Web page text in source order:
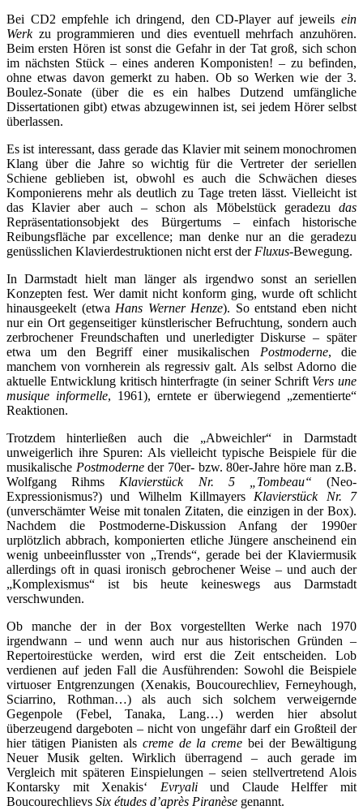
Bei CD2 empfehle ich dringend, den CD-Player auf jeweils ein
Werkzu programmieren und dies eventuell mehrfach anzuhören.
Beim ersten Hören ist sonst die Gefahr in der Tat groß, sich schon
im nächsten Stück – eines anderen Komponisten! – zu befinden,
ohne etwas davon gemerkt zu haben. Ob so Werken wie der 3.
Boulez-Sonate (über die es ein halbes Dutzend umfängliche
Dissertationen gibt) etwas abzugewinnen ist, sei jedem Hörer selbst
überlassen.
Es ist interessant, dass gerade das Klavier mit seinem monochromen
Klang über die Jahre so wichtig für die Vertreter der seriellen
Schiene geblieben ist, obwohl es auch die Schwächen dieses
Komponierens mehr als deutlich zu Tage treten lässt. Vielleicht ist
das Klavier aber auch – schon als Möbelstück geradezu das
Repräsentationsobjekt des Bürgertums – einfach historische
Reibungsfläche par excellence; man denke nur an die geradezu
genüsslichen Klavierdestruktionen nicht erst der Fluxus-Bewegung.
In Darmstadt hielt man länger als irgendwo sonst an seriellen
Konzepten fest. Wer damit nicht konform ging, wurde oft schlicht
hinausgeekelt (etwa Hans Werner Henze). So entstand eben nicht
nur ein Ort gegenseitiger künstlerischer Befruchtung, sondern auch
zerbrochener Freundschaften und unerledigter Diskurse – später
etwa um den Begriff einer musikalischen Postmoderne, die
manchem von vornherein als regressiv galt. Als selbst Adorno die
aktuelle Entwicklung kritisch hinterfragte (in seiner Schrift Vers une
musique informelle, 1961), erntete er überwiegend „zementierte“
Reaktionen.
Trotzdem hinterließen auch die „Abweichler“ in Darmstadt
unweigerlich ihre Spuren: Als vielleicht typische Beispiele für die
musikalische Postmoderneder 70er- bzw. 80er-Jahre höre man z.B.
Wolfgang Rihms Klavierstück Nr. 5 „Tombeau“ (Neo-
Expressionismus?) und Wilhelm Killmayers Klavierstück Nr. 7
(unverschämter Weise mit tonalen Zitaten, die einzigen in der Box).
Nachdem die Postmoderne-Diskussion Anfang der 1990er
urplötzlich abbrach, komponierten etliche Jüngere anscheinend ein
wenig unbeeinflusster von „Trends“, gerade bei der Klaviermusik
allerdings oft in quasi ironisch gebrochener Weise – und auch der
„Komplexismus“ ist bis heute keineswegs aus Darmstadt
verschwunden.
Ob manche der in der Box vorgestellten Werke nach 1970
irgendwann – und wenn auch nur aus historischen Gründen –
Repertoirestücke werden, wird erst die Zeit entscheiden. Lob
verdienen auf jeden Fall die Ausführenden: Sowohl die Beispiele
virtuoser Entgrenzungen (Xenakis, Boucourechliev, Ferneyhough,
Sciarrino, Rothman…) als auch sich solchem verweigernde
Gegenpole (Febel, Tanaka, Lang…) werden hier absolut
überzeugend dargeboten – nicht von ungefähr darf ein Großteil der
hier tätigen Pianisten als creme de la creme bei der Bewältigung
Neuer Musik gelten. Wirklich überragend – auch gerade im
Vergleich mit späteren Einspielungen – seien stellvertretend Alois
Kontarsky mit Xenakis‘ Evryaliund Claude Helffer mit
Boucourechlievs Six études d’après Piranèse genannt.